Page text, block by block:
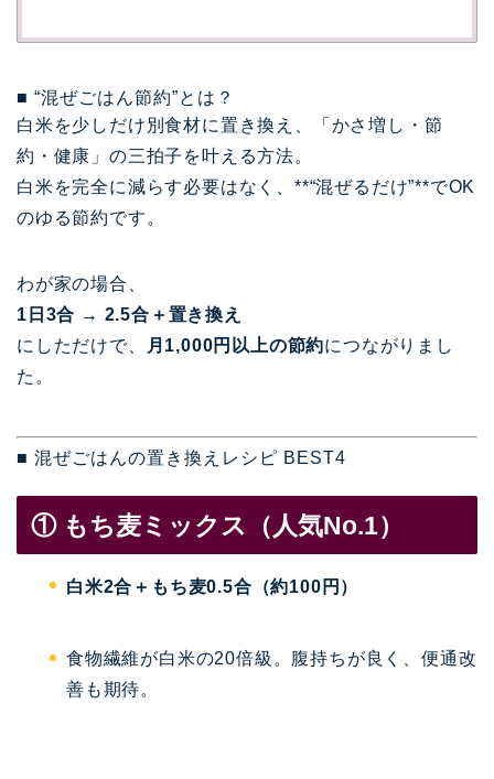
■ “混ぜごはん節約”とは？
白米を少しだけ別食材に置き換え、「かさ増し・節
約・健康」の三拍子を叶える方法。
白米を完全に減らす必要はなく、**“混ぜるだけ”**でOK
のゆる節約です。
わが家の場合、
1日3合 → 2.5合＋置き換え
にしただけで、
月1,000円以上の節約につながりまし
た。
■ 混ぜごはんの置き換えレシピ BEST4
① もち麦ミックス（人気No.1）
白米2合＋もち麦0.5合（約100円）
食物繊維が白米の20倍級。腹持ちが良く、便通改
善も期待。